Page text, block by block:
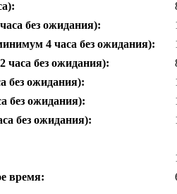
без ожидания):
4 часа без ожидания):
2 часа без ожидания):
без ожидания):
без ожидания):
без ожидания):
время: